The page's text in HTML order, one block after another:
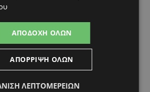
ΑΠΟΔΟΧΉ ΌΛΩΝ
ΑΠΌΡΡΙΨΗ ΌΛΩΝ
ΛΕΠΤΟΜΕΡΕΙΏΝ